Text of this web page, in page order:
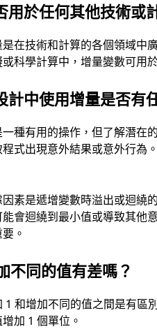
用於任何其他技術或
在技術和計算的各個領域中
科學計算中，增量變數可用
計中使用增量是否有
種有用的操作，但了解潛在
式出現意外結果或意外行為
素是遞增變數時溢出或迴繞
會迴繞到最小值或導致其他
。
不同的值有差嗎？
1 和增加不同的值之間是有區
加 1 個單位。